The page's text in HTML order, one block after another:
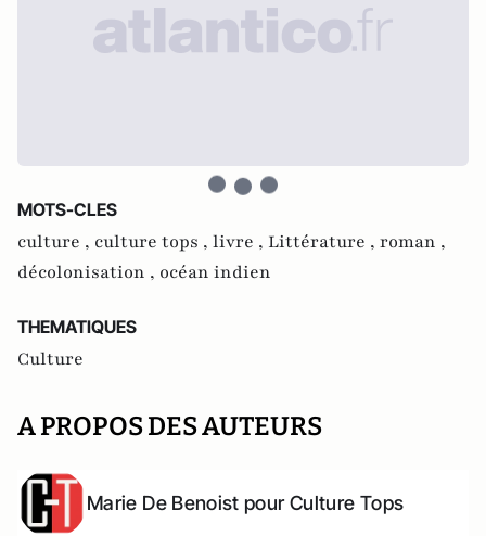
MOTS-CLES
culture , culture tops , livre , Littérature , roman ,
décolonisation , océan indien
THEMATIQUES
Culture
A PROPOS DES AUTEURS
Marie De Benoist pour Culture Tops